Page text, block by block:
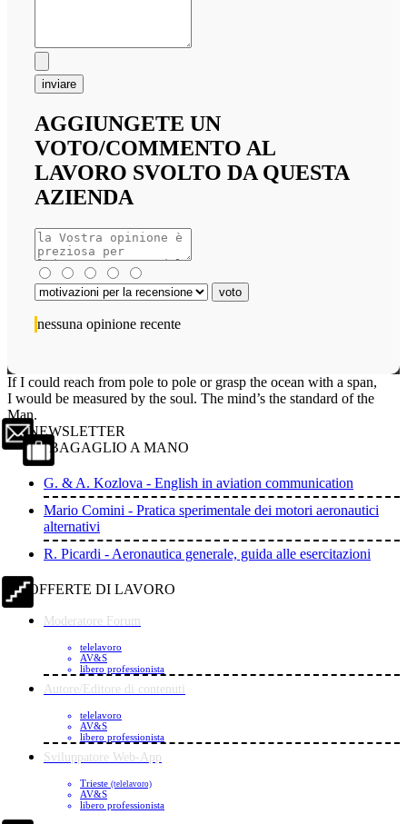
inviare
AGGIUNGETE UN
VOTO/COMMENTO AL
LAVORO SVOLTO DA QUESTA
AZIENDA
nessuna opinione recente
If I could reach from pole to pole or grasp the ocean with a span,
I would be measured by the soul. The mind’s the standard of the
Man.
NEWSLETTER
BAGAGLIO A MANO
G. & A. Kozlova - English in aviation communication
Mario Comini - Pratica sperimentale dei motori aeronautici
alternativi
R. Picardi - Aeronautica generale, guida alle esercitazioni
OFFERTE DI LAVORO
Moderatore Forum
telelavoro
AV&S
libero professionista
Autore/Editore di contenuti
telelavoro
AV&S
libero professionista
Sviluppatore Web-App
Trieste (telelavoro)
AV&S
libero professionista